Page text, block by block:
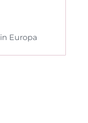
in Europa